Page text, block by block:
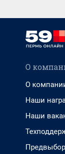
О
О
Наши
Наши